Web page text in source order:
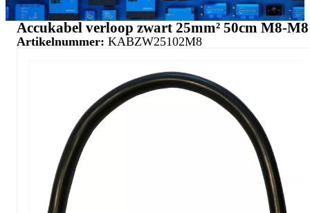
Accukabel verloop zwart 25mm² 50cm M8-M8
Artikelnummer: KABZW25102M8